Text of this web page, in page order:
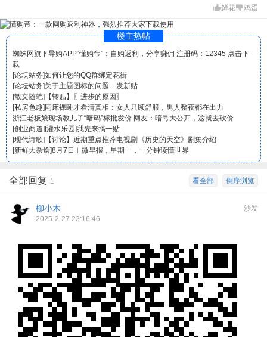
鲜花 鸡蛋
楼主热帖
蜘蛛网旗下导购APP“懂购帝”：自购返利，分享赚佣 注册码：12345 点击下
载
如何让您的QQ群绑定花街
[论坛站务]
关于主题图标的问题---发新贴
[论坛站务]
【转贴】〖进步的原因〗
[散文随笔]
同床裸睡才看清真相：女人只顾舒服，男人整夜都在出力
[私房色趣]
浙江老板娘现场教儿子“暗码”标批发价 网友：暗号大公开，这就去砍价
[创业商道] 我先来搞一贴
[灌水乐园]
【讨论】近期重点推荐电视剧《历史的天空》剧集介绍
[现代诗歌]
8月7日︱微早报，星期一，一分钟读懂世界
[新鲜大杂烩]
倒序浏览
看全部
全部回复 1
沙发
柳小木
2025-2-27 22:16:46